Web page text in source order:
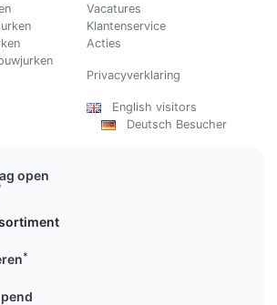
Vacatures
Klantenservice
Acties
Privacyverklaring
English visitors
Deutsch Besucher
open
*